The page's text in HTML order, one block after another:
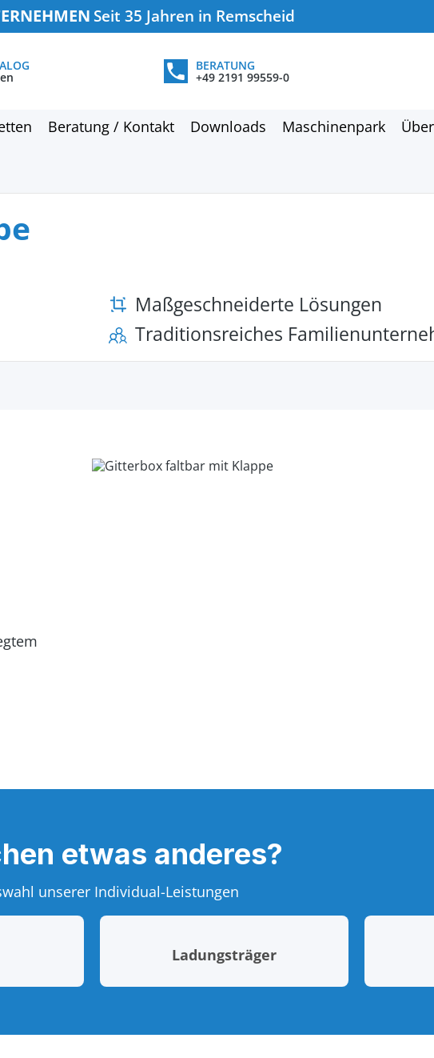
Seit 35 Jahren in Remscheid
BERATUNG
+49 2191 99559-0
Beratung / Kontakt Downloads Maschinenpark
Maßgeschneiderte Lösungen
Traditionsreiches
etwas anderes?
unserer Individual-Leistungen
Ladungsträger